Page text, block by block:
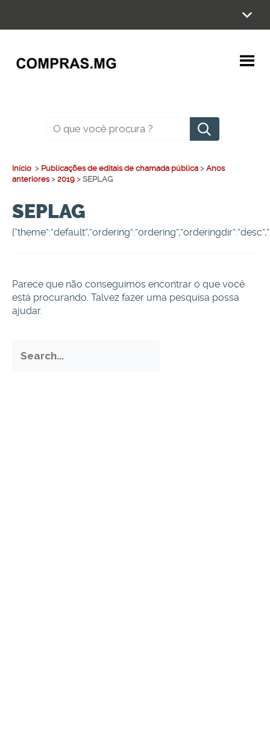
Pesquisar
Início > Publicações de editais de chamada pública > Anos
anteriores> 2019 > SEPLAG
SEPLAG
Parece que não conseguimos encontrar o que você
está procurando. Talvez fazer uma pesquisa possa
ajudar.
por: